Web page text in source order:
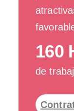
160
de